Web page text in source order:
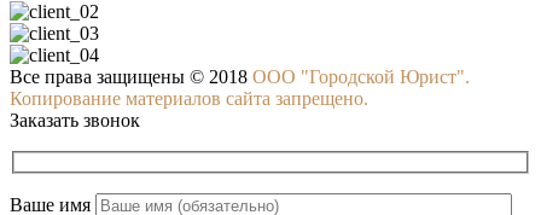
Все права защищены © 2018 ООО "Городской Юрист".
Копирование материалов сайта запрещено.
Заказать звонок
Ваше имя